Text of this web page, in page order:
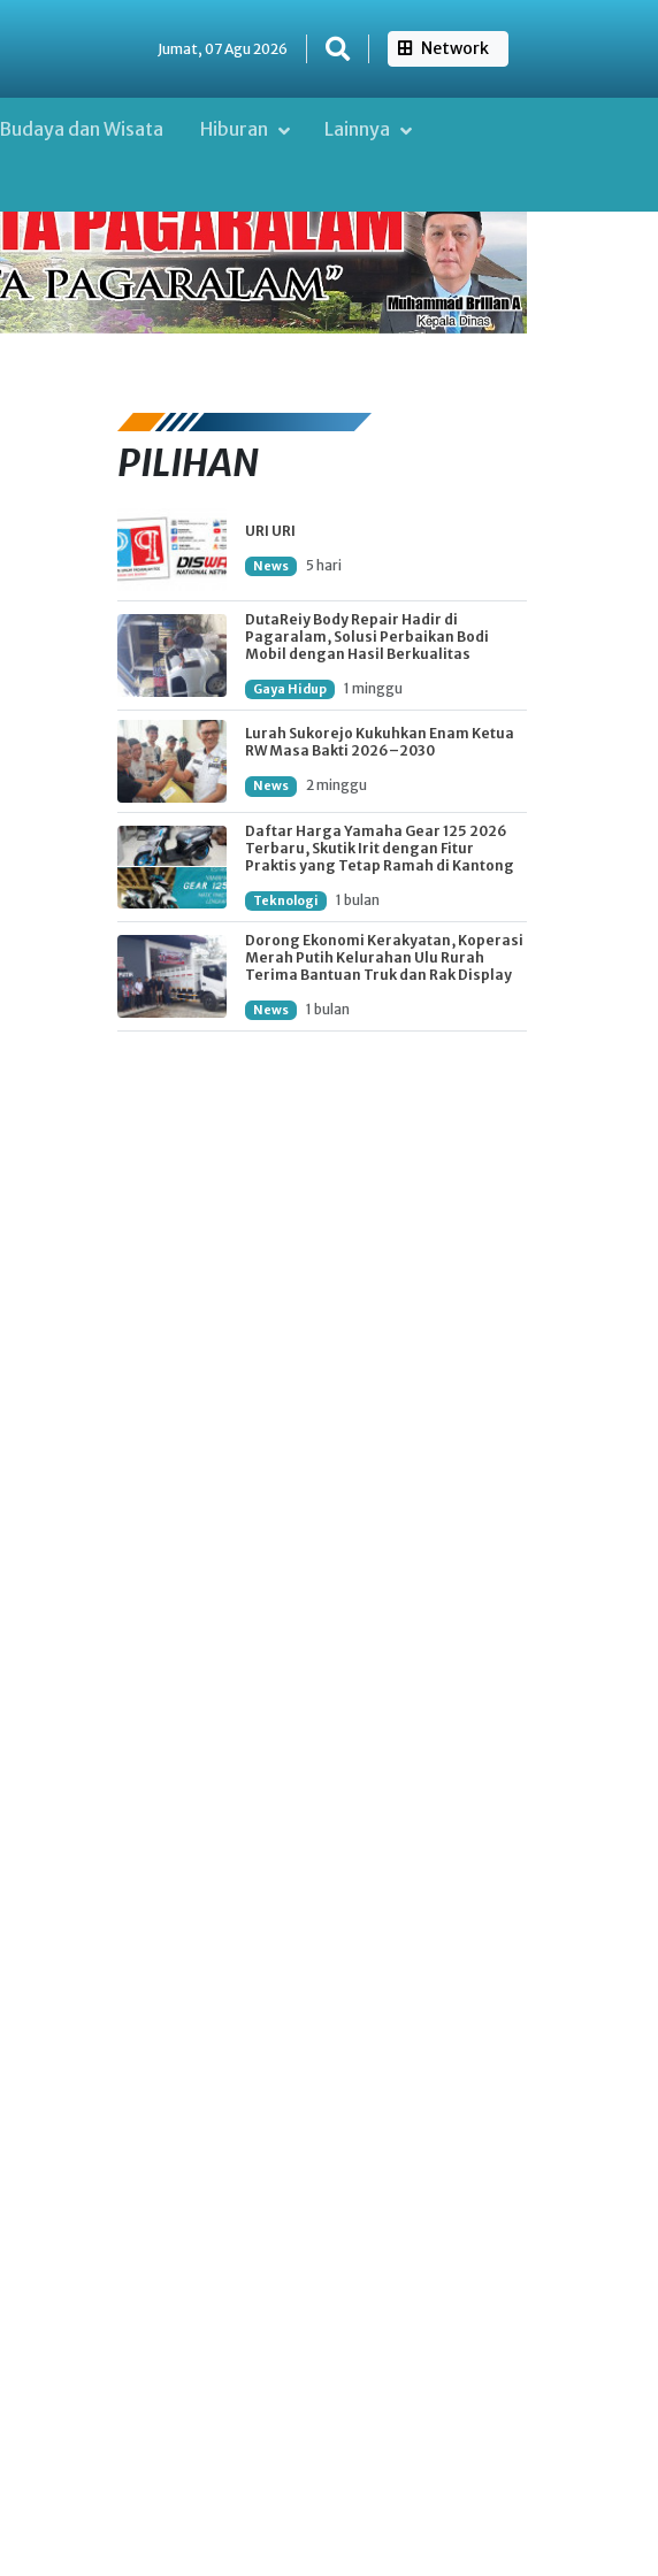
Jumat, 07 Agu 2026 Network
Budaya dan Wisata Hiburan Lainnya
PILIHAN
URI URI
News 5 hari
DutaReiy Body Repair Hadir di
Pagaralam, Solusi Perbaikan Bodi
Mobil dengan Hasil Berkualitas
Gaya Hidup 1 minggu
Lurah Sukorejo Kukuhkan Enam Ketua
RW Masa Bakti 2026–2030
News 2 minggu
Daftar Harga Yamaha Gear 125 2026
Terbaru, Skutik Irit dengan Fitur
Praktis yang Tetap Ramah di Kantong
Teknologi 1 bulan
Dorong Ekonomi Kerakyatan, Koperasi
Merah Putih Kelurahan Ulu Rurah
Terima Bantuan Truk dan Rak Display
News 1 bulan